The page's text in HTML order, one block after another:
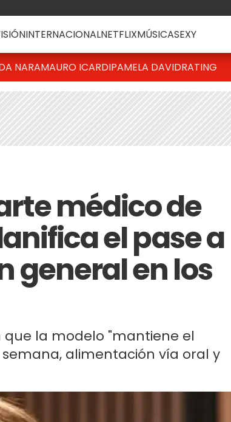
INTERNACIONALNETFLIXMÚSICASEXY
NARAMAURO ICARDIPAMELA DAVIDRATING
médico de
el pase a
general en los
la modelo "mantiene el
alimentación vía oral y